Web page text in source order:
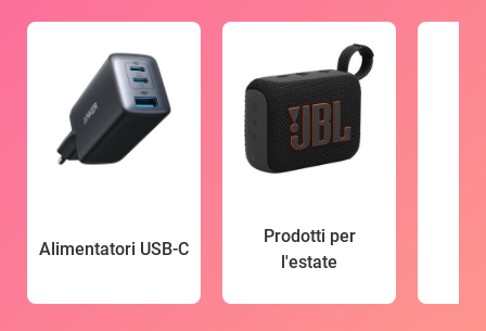
Alimentatori USB-C
Prodotti per
l'estate